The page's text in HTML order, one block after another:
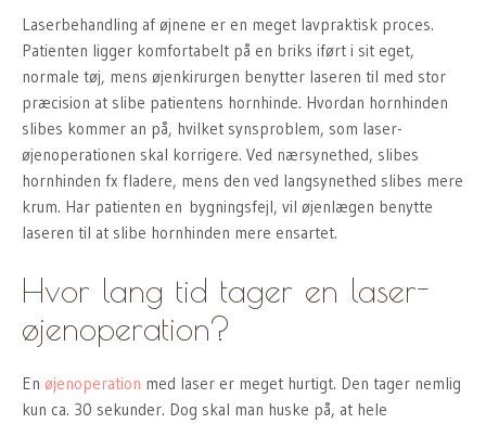
Laserbehandling af øjnene er en meget lavpraktisk proces.
Patienten ligger komfortabelt på en briks iført i sit eget,
normale tøj, mens øjenkirurgen benytter laseren til med stor
præcision at slibe patientens hornhinde. Hvordan hornhinden
slibes kommer an på, hvilket synsproblem, som laser-
øjenoperationen skal korrigere. Ved nærsynethed, slibes
hornhinden fx fladere, mens den ved langsynethed slibes mere
krum. Har patienten en bygningsfejl, vil øjenlægen benytte
laseren til at slibe hornhinden mere ensartet.
Hvor lang tid tager en laser-
øjenoperation?
En øjenoperation med laser er meget hurtigt. Den tager nemlig
kun ca. 30 sekunder. Dog skal man huske på, at hele